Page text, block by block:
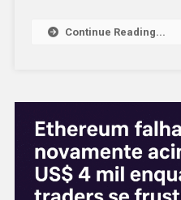
Continue Reading...